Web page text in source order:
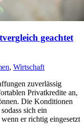
geachtet
, Wirtschaft
zuverlässig
Privatkredite an,
Die Konditionen
sich ein
er richtig eingesetzt